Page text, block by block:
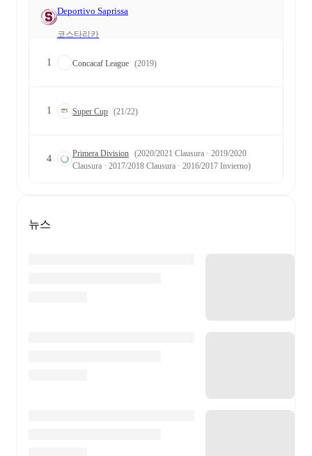
Deportivo Saprissa
코스타리카
1 Concacaf League (2019)
1 Super Cup (21/22)
4 Primera Division (2020/2021 Clausura · 2019/2020
Clausura · 2017/2018 Clausura · 2016/2017 Invierno)
뉴스